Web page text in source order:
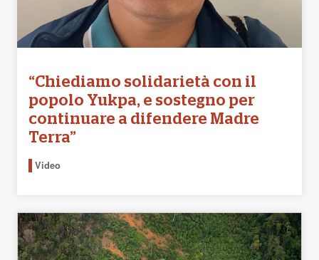
“Chiediamo solidarietà con il
popolo Yukpa, e sostegno per
continuare a difendere Madre
Terra”
Video